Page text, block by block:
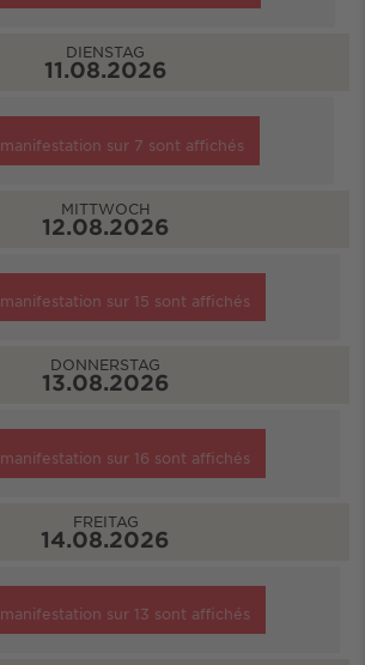
DIENSTAG
11.08.2026
manifestation sur 7 sont affichés
MITTWOCH
12.08.2026
manifestation sur 15 sont affichés
DONNERSTAG
13.08.2026
manifestation sur 16 sont affichés
FREITAG
14.08.2026
manifestation sur 13 sont affichés